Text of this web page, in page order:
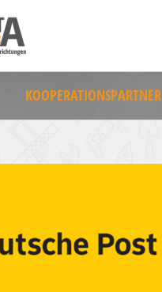
KOOPERATIONSPARTNER